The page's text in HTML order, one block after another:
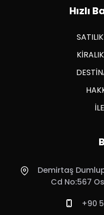
Hızlı
Demirtaş
Cd No:567
+90